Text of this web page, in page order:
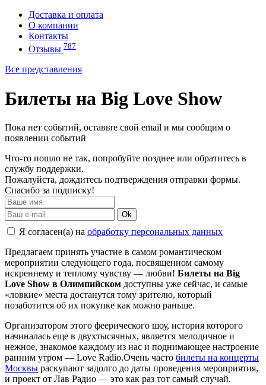
Доставка и оплата
О компании
Контакты
Отзывы 787
Все представления
Билеты на Big Love Show
Пока нет событий, оставьте свой email и мы сообщим о
появлении событий
Что-то пошло не так, попробуйте позднее или обратитесь в
службу поддержки.
Пожалуйста, дождитесь подтверждения отправки формы.
Спасибо за подписку!
Ok
Я согласен(а) на обработку персональных данных
Предлагаем принять участие в самом романтическом
мероприятии следующего года, посвященном самому
искреннему и теплому чувству — любви! Билеты на Big
Love Show в Олимпийском доступны уже сейчас, и самые
«ловкие» места достанутся тому зрителю, который
позаботится об их покупке как можно раньше.
Организатором этого феерического шоу, история которого
начиналась еще в двухтысячных, является мелодичное и
нежное, знакомое каждому из нас и поднимающее настроение
ранним утром — Love Radio.Очень часто билеты на концерты
Москвы раскупают задолго до даты проведения мероприятия,
и проект от Лав Радио — это как раз тот самый случай.